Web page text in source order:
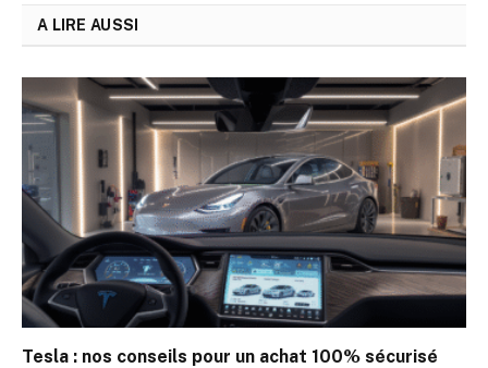
A LIRE AUSSI
Tesla : nos conseils pour un achat 100% sécurisé